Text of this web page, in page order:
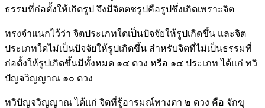
ธรรมที่ก่อตั้งให้เกิดรูป จึงมีจิตตชรูปคือรูปซึ่งเกิดเพราะจิต
ทรงจำแนกไว้ว่า จิตประเภทใดเป็นปัจจัยให้รูปเกิดขึ้น และจิต
ประเภทใดไม่เป็นปัจจัยให้รูปเกิดขึ้น สำหรับจิตที่ไม่เป็นธรรมที่
ก่อตั้งให้รูปเกิดขึ้นมีทั้งหมด ๑๔ ดวง หรือ ๑๔ ประเภท ได้แก่ ทวิ
ปัญจวิญญาณ ๑๐ ดวง
ทวิปัญจวิญญาณ ได้แก่ จิตที่รู้อารมณ์ทางตา ๒ ดวง คือ จักขุ